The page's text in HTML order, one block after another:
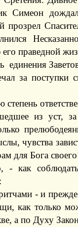
Симеон
прозрел
праведной
за
из уст,
чувства
для Бога
- как
- и
как только
а по Духу